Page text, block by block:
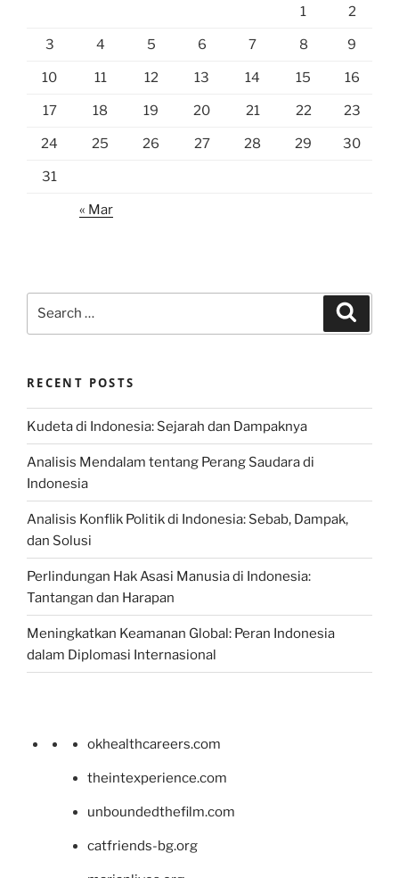
1 2
3 4 5 6 7 8 9
10 11 12 13 14 15 16
17 18 19 20 21 22 23
24 25 26 27 28 29 30
31
« Mar
RECENT POSTS
Kudeta di Indonesia: Sejarah dan Dampaknya
Analisis Mendalam tentang Perang Saudara di
Indonesia
Analisis Konflik Politik di Indonesia: Sebab, Dampak,
dan Solusi
Perlindungan Hak Asasi Manusia di Indonesia:
Tantangan dan Harapan
Meningkatkan Keamanan Global: Peran Indonesia
dalam Diplomasi Internasional
okhealthcareers.com
theintexperience.com
unboundedthefilm.com
catfriends-bg.org